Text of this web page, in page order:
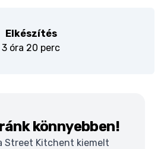
Elkészítés
3 óra 20 perc
könnyebben!
Street Kitchent kiemelt